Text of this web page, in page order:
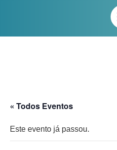
« Todos Eventos
Este evento já passou.